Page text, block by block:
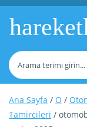
Ana Sayfa / O /
Tamircileri /